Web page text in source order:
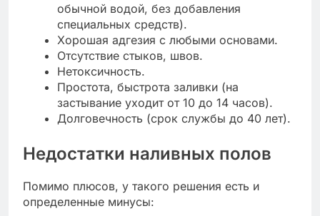
обычной водой, без добавления
специальных средств).
Хорошая адгезия с любыми основами.
Отсутствие стыков, швов.
Нетоксичность.
Простота, быстрота заливки (на
застывание уходит от 10 до 14 часов).
Долговечность (срок службы до 40 лет).
Недостатки наливных полов
Помимо плюсов, у такого решения есть и
определенные минусы: